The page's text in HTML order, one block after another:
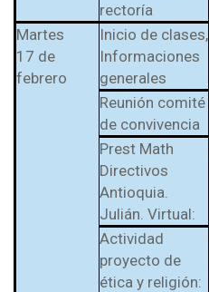
rectoría
Martes
17 de
febrero
Inicio de clases,
Informaciones
generales
Reunión comité
de convivencia
Prest Math
Directivos
Antioquia.
Julián. Virtual:
Actividad
proyecto de
ética y religión: